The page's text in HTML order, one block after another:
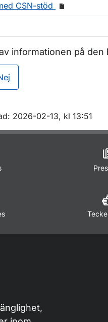
CSN-stöd
informationen på den
2026-02-13, kl 13:51